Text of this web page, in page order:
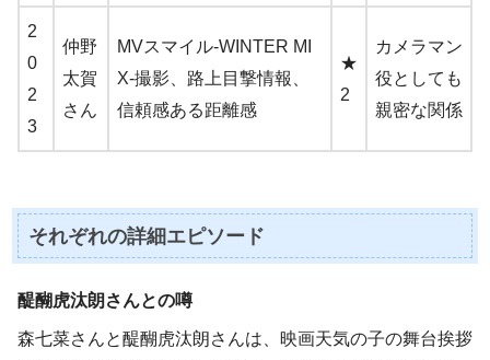
2
0
2
3
仲野
太賀
さん
MVスマイル‑WINTER MI
X‑撮影、路上目撃情報、
信頼感ある距離感
★
2
カメラマン
役としても
親密な関係
それぞれの詳細エピソード
醍醐虎汰朗さんとの噂
森七菜さんと醍醐虎汰朗さんは、映画天気の子の舞台挨拶